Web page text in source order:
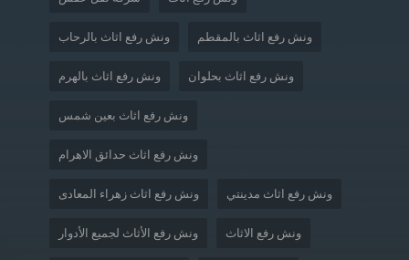
ونش رفع اثاث بالرحاب ونش رفع اثاث بالمقطم
ونش رفع اثاث بالهرم ونش رفع اثاث بحلوان
ونش رفع اثاث بعين شمس
ونش رفع اثاث حدائق الاهرام
ونش رفع اثاث زهراء المعادى ونش رفع اثاث مدينتي
ونش رفع الأثاث لجميع الأدوار ونش رفع الاثاث